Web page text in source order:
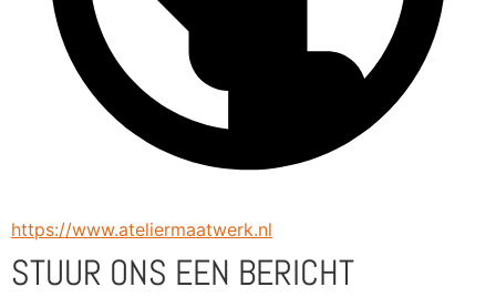
https://www.ateliermaatwerk.nl
STUUR ONS EEN BERICHT